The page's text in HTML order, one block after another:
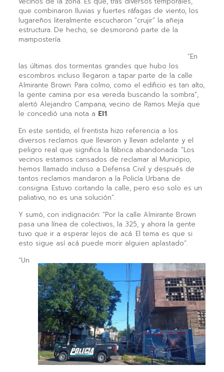
que combinaron lluvias y fuertes ráfagas de viento, los
lugareños literalmente escucharon “crujir” la añeja
estructura. De hecho, se desmoronó parte de la
mampostería.
“En
las últimas dos tormentas grandes que hubo los
escombros incluso llegaron a tapar parte de la calle
Almirante Brown. Para colmo, como el edificio es tan alto,
la gente camina por esa vereda buscando la sombra”,
alertó Alejandro Campana, vecino de Ramos Mejía que
le concedió una nota a El1.
En este sentido, el frentista hizo referencia a los
diversos reclamos que llevaron y llevan adelante y el
peligro real que significa la fábrica abandonada: “Los
vecinos estamos cansados de reclamar al Municipio,
hemos llamado incluso a Defensa Civil y después de
tantos reclamos mandaron a la Policía Urbana de
consigna. Estuvo cortando la calle, pero eso solo es un
paliativo, no es una solución”.
Y sumó, con indignación: “Por la calle Almirante Brown
pasa una línea de colectivos, la 325, y ahora la gente
tuvo que ir a esperar lejos de acá. El tema es que si
esto sigue así acá puede morir alguien aplastado”.
“Un